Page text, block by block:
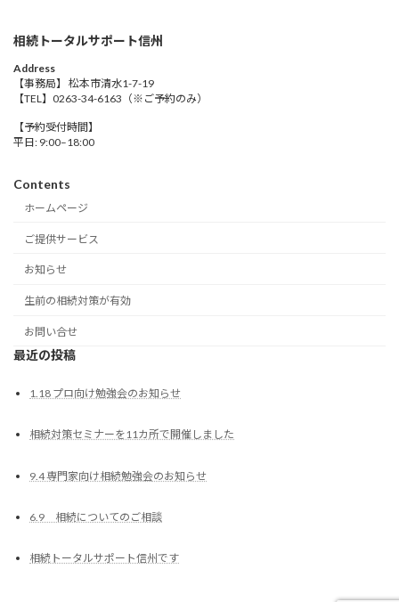
相続トータルサポート信州
Address
【事務局】 松本市清水1-7-19
【TEL】0263-34-6163（※ご予約のみ）
【予約受付時間】
平日: 9:00–18:00
Contents
ホームページ
ご提供サービス
お知らせ
生前の相続対策が有効
お問い合せ
最近の投稿
1.18 プロ向け勉強会のお知らせ
相続対策セミナーを11カ所で開催しました
9.4 専門家向け相続勉強会のお知らせ
6.9 相続についてのご相談
相続トータルサポート信州です